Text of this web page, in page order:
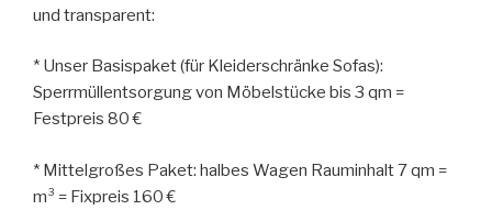
und transparent:
* Unser Basispaket (für Kleiderschränke Sofas):
Sperrmüllentsorgung von Möbelstücke bis 3 qm =
Festpreis 80 €
* Mittelgroßes Paket: halbes Wagen Rauminhalt 7 qm =
m³ = Fixpreis 160 €